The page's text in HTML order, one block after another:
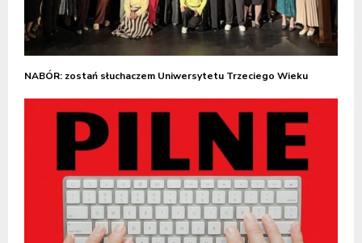
NABÓR: zostań słuchaczem Uniwersytetu Trzeciego Wieku